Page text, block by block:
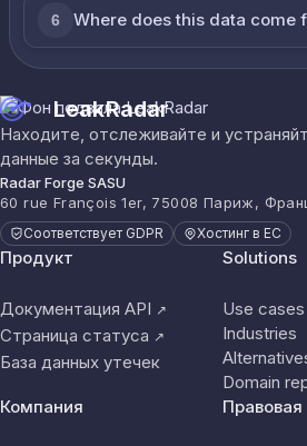
6 Where does this data come
LeakRadar
Находите, отслеживайте и
данные за секунды.
Radar Forge SASU
60 rue François 1er, 75008 Париж,
Соответствует GDPR Хостинг в ЕС
Продукт
Документация API ↗
Страница статуса ↗
База данных утечек
Solutions
Use cases
Industries
Domain
Компания